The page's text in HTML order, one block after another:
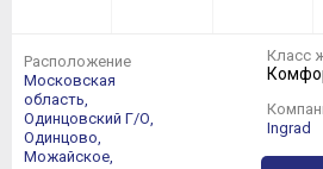
Расположение
Московская
область,
Одинцовский Г/О,
Одинцово,
Можайское,
Класс
Ingrad